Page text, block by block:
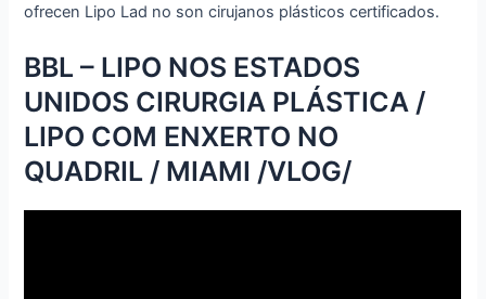
ofrecen Lipo Lad no son cirujanos plásticos certificados.
BBL – LIPO NOS ESTADOS
UNIDOS CIRURGIA PLÁSTICA /
LIPO COM ENXERTO NO
QUADRIL / MIAMI /VLOG/